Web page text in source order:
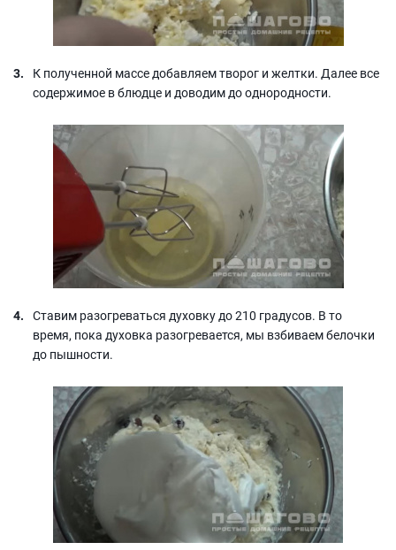
К полученной массе добавляем творог и желтки. Далее все
содержимое в блюдце и доводим до однородности.
Ставим разогреваться духовку до 210 градусов. В то
время, пока духовка разогревается, мы взбиваем белочки
до пышности.